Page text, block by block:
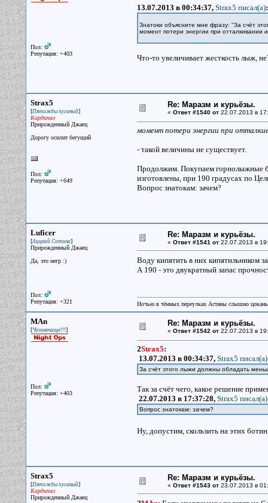
Пол:
Репутация: +403
13.07.2013 в 00:34:37, Strax5 писал(a):
Знатоки объясните мне фразу: "За счёт
момент потери энергии при
Что-то увеличивает жесткость лыж,
Strax5
[Пятижды пуганый]
Кардинал
Прирожденный Джаец
Дорогу осилит бегущий
Пол:
Репутация: +649
Re: Маразм и курьёзы.
« Ответ #1540 от22.07.2013 в
момент потери энергии при
- такой величины не существует.
Продолжим. Покупаем горнолыжные
изготовлены, при 190 градусах по
Вопрос знатокам: зачем?
Luficer
[Аццкий Сотона]
Прирожденный Джаец
Да, это негр :)
Пол:
Репутация: +321
Re: Маразм и курьёзы.
« Ответ #1541 от22.07.2013 в
Воду кипятить в них кипятильником
А 190 - это двукратный запас
Ночью в тёмных переулках Астаны слышно
MAn
[Человечище!!!]
Пол:
Репутация: +403
Re: Маразм и курьёзы.
« Ответ #1542 от22.07.2013 в
2Strax5:
13.07.2013 в 00:34:37, Strax5 писал(a)
За счёт этого лыжи должны обладать
Так за счёт чего, какое решение
22.07.2013 в 17:37:28, Strax5 писал(a)
Вопрос знатокам: зачем?
Ну, допустим, скользить на этих
Strax5
[Пятижды пуганый]
Кардинал
Прирожденный Джаец
Re: Маразм и курьёзы.
« Ответ #1543 от23.07.2013 в